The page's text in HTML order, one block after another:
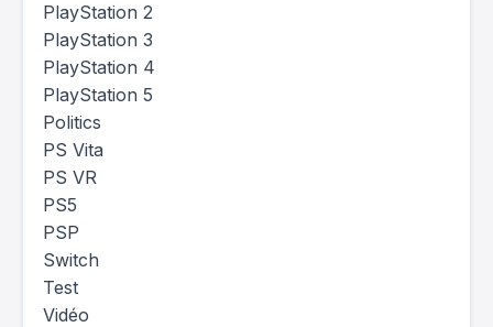
PlayStation 2
PlayStation 3
PlayStation 4
PlayStation 5
Politics
PS Vita
PS VR
PS5
PSP
Switch
Test
Vidéo